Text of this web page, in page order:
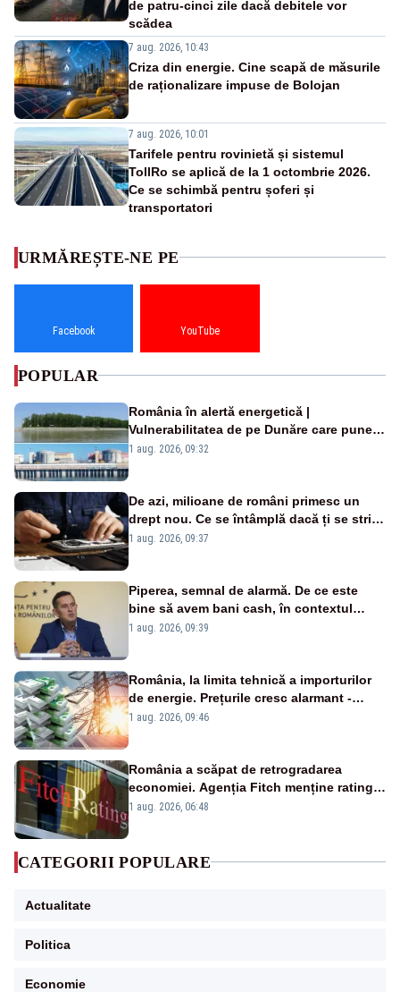
de patru-cinci zile dacă debitele vor
scădea
7 aug. 2026, 10:43
Criza din energie. Cine scapă de măsurile
de raționalizare impuse de Bolojan
7 aug. 2026, 10:01
Tarifele pentru rovinietă și sistemul
TollRo se aplică de la 1 octombrie 2026.
Ce se schimbă pentru șoferi și
transportatori
URMĂREȘTE-NE PE
Facebook YouTube
POPULAR
România în alertă energetică |
Vulnerabilitatea de pe Dunăre care pune
în pericol Centrala Cernavodă era
1 aug. 2026, 09:32
De azi, milioane de români primesc un
drept nou. Ce se întâmplă dacă ți se strică
un produs
1 aug. 2026, 09:37
Piperea, semnal de alarmă. De ce este
bine să avem bani cash, în contextul
alertei energetice?
1 aug. 2026, 09:39
România, la limita tehnică a importurilor
de energie. Prețurile cresc alarmant -
Analiză Realitatea Plus
1 aug. 2026, 09:46
România a scăpat de retrogradarea
economiei. Agenția Fitch menține ratingul
„BBB-” cu perspectivă negativă
1 aug. 2026, 06:48
CATEGORII POPULARE
Actualitate
Politica
Economie